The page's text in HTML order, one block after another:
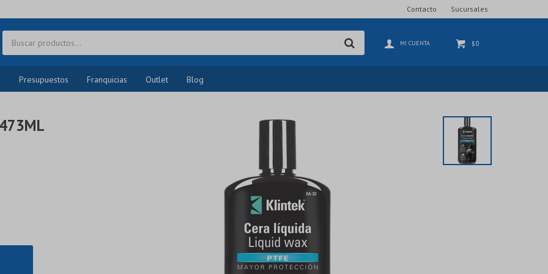
Presupuestos Franquicias Outlet Blog
$0
Contacto Sucursales